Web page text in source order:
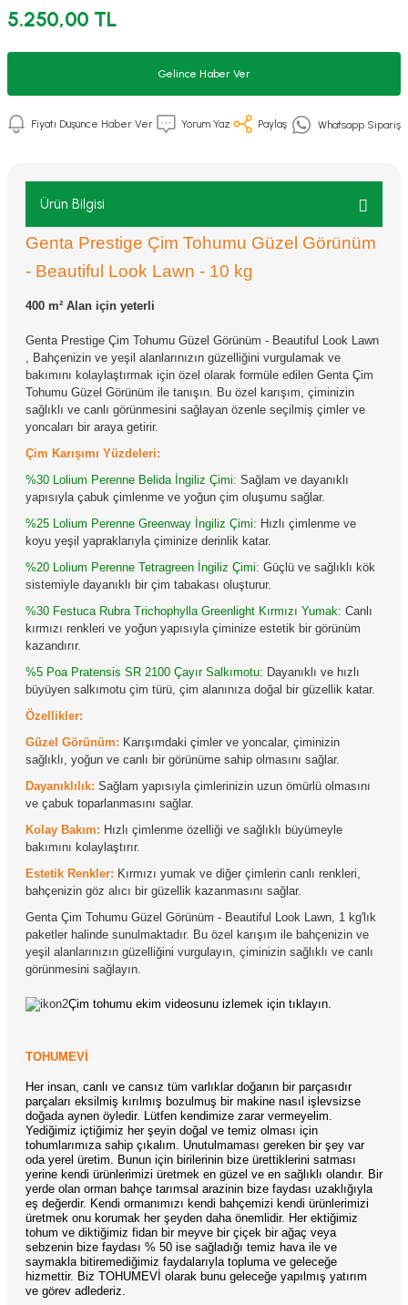
5.250,00 TL
Gelince Haber Ver
Fiyatı Düşünce Haber Ver Yorum Yaz Paylaş Whatsapp Sipariş
Ürün Bilgisi
Genta Prestige Çim Tohumu Güzel Görünüm
- Beautiful Look Lawn - 10 kg
400 m² Alan için yeterli
Genta Prestige Çim Tohumu Güzel Görünüm - Beautiful Look Lawn
, Bahçenizin ve yeşil alanlarınızın güzelliğini vurgulamak ve
bakımını kolaylaştırmak için özel olarak formüle edilen Genta Çim
Tohumu Güzel Görünüm ile tanışın. Bu özel karışım, çiminizin
sağlıklı ve canlı görünmesini sağlayan özenle seçilmiş çimler ve
yoncaları bir araya getirir.
Çim Karışımı Yüzdeleri:
%30 Lolium Perenne Belida İngiliz Çimi: Sağlam ve dayanıklı
yapısıyla çabuk çimlenme ve yoğun çim oluşumu sağlar.
%25 Lolium Perenne Greenway İngiliz Çimi: Hızlı çimlenme ve
koyu yeşil yapraklarıyla çiminize derinlik katar.
%20 Lolium Perenne Tetragreen İngiliz Çimi: Güçlü ve sağlıklı kök
sistemiyle dayanıklı bir çim tabakası oluşturur.
%30 Festuca Rubra Trichophylla Greenlight Kırmızı Yumak: Canlı
kırmızı renkleri ve yoğun yapısıyla çiminize estetik bir görünüm
kazandırır.
%5 Poa Pratensis SR 2100 Çayır Salkımotu: Dayanıklı ve hızlı
büyüyen salkımotu çim türü, çim alanınıza doğal bir güzellik katar.
Özellikler:
Güzel Görünüm: Karışımdaki çimler ve yoncalar, çiminizin
sağlıklı, yoğun ve canlı bir görünüme sahip olmasını sağlar.
Dayanıklılık: Sağlam yapısıyla çimlerinizin uzun ömürlü olmasını
ve çabuk toparlanmasını sağlar.
Kolay Bakım: Hızlı çimlenme özelliği ve sağlıklı büyümeyle
bakımını kolaylaştırır.
Estetik Renkler: Kırmızı yumak ve diğer çimlerin canlı renkleri,
bahçenizin göz alıcı bir güzellik kazanmasını sağlar.
Genta Çim Tohumu Güzel Görünüm - Beautiful Look Lawn, 1 kg'lık
paketler halinde sunulmaktadır. Bu özel karışım ile bahçenizin ve
yeşil alanlarınızın güzelliğini vurgulayın, çiminizin sağlıklı ve canlı
görünmesini sağlayın.
Çim tohumu ekim videosunu izlemek için tıklayın.
TOHUMEVİ
Her insan, canlı ve cansız tüm varlıklar doğanın bir parçasıdır
parçaları eksilmiş kırılmış bozulmuş bir makine nasıl işlevsizse
doğada aynen öyledir. Lütfen kendimize zarar vermeyelim.
Yediğimiz içtiğimiz her şeyin doğal ve temiz olması için
tohumlarımıza sahip çıkalım. Unutulmaması gereken bir şey var
oda yerel üretim. Bunun için birilerinin bize ürettiklerini satması
yerine kendi ürünlerimizi üretmek en güzel ve en sağlıklı olandır. Bir
yerde olan orman bahçe tarımsal arazinin bize faydası uzaklığıyla
eş değerdir. Kendi ormanımızı kendi bahçemizi kendi ürünlerimizi
üretmek onu korumak her şeyden daha önemlidir. Her ektiğimiz
tohum ve diktiğimiz fidan bir meyve bir çiçek bir ağaç veya
sebzenin bize faydası % 50 ise sağladığı temiz hava ile ve
saymakla bitiremediğimiz faydalarıyla topluma ve geleceğe
hizmettir. Biz TOHUMEVİ olarak bunu geleceğe yapılmış yatırım
ve görev adlederiz.